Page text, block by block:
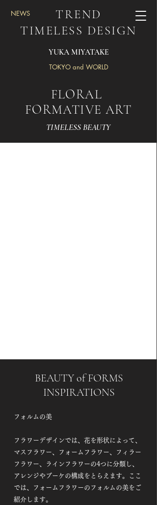
TREND
TIMELESS DESIGN
​NEWS
YUKA MIYATAKE
TOKYO and WORLD
FLORAL
​FORMATIVE ART
TIMELESS BEAUTY
BEAUTY of FORMS
INSPIRATIONS
フォルムの美
フラワーデザインでは、花を形状によって、
マスフラワー、フォームフラワー、フィラー
フラワー、ラインフラワーの4つに分類し、
アレンジやブーケの構成をとらえます。ここ
では、フォームフラワーのフォルムの美をご
紹介します。